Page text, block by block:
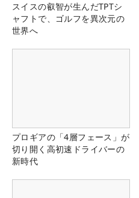
スイスの叡智が生んだTPTシ
ャフトで、ゴルフを異次元の
世界へ
プロギアの「4層フェース」が
切り開く高初速ドライバーの
新時代